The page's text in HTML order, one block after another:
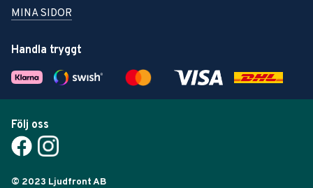
MINA SIDOR
Handla tryggt
Följ oss
© 2023 Ljudfront AB